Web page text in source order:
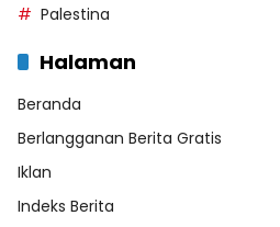
Palestina
Halaman
Beranda
Berlangganan Berita Gratis
Iklan
Indeks Berita